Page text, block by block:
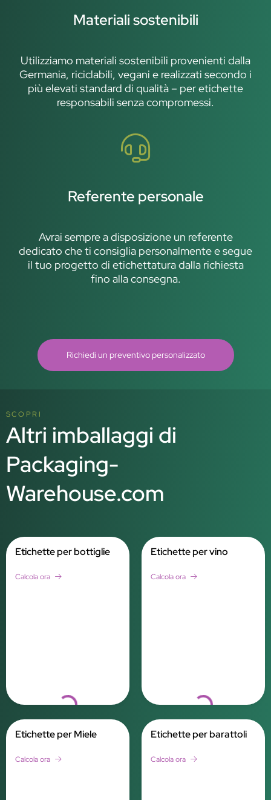
Materiali sostenibili
Utilizziamo materiali sostenibili provenienti dalla
Germania, riciclabili, vegani e realizzati secondo i
più elevati standard di qualità – per etichette
responsabili senza compromessi.
Referente personale
Avrai sempre a disposizione un referente
dedicato che ti consiglia personalmente e segue
il tuo progetto di etichettatura dalla richiesta
fino alla consegna.
Richiedi un preventivo personalizzato
SCOPRI
Altri imballaggi di
Packaging-
Warehouse.com
Loading...
Etichette per bottiglie
Calcola ora
Loading...
Etichette per vino
Calcola ora
Etichette per Miele
Calcola ora
Etichette per barattoli
Calcola ora